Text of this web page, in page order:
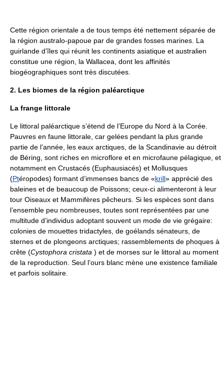
Cette région orientale a de tous temps été nettement séparée de
la région australo-papoue par de grandes fosses marines. La
guirlande d’îles qui réunit les continents asiatique et australien
constitue une région, la Wallacea, dont les affinités
biogéographiques sont très discutées.
2. Les biomes de la région paléarctique
La frange littorale
Le littoral paléarctique s’étend de l’Europe du Nord à la Corée.
Pauvres en faune littorale, car gelées pendant la plus grande
partie de l’année, les eaux arctiques, de la Scandinavie au détroit
de Béring, sont riches en microflore et en microfaune pélagique, et
notamment en Crustacés (Euphausiacés) et Mollusques
(Ptéropodes) formant d’immenses bancs de «krill» apprécié des
baleines et de beaucoup de Poissons; ceux-ci alimenteront à leur
tour Oiseaux et Mammifères pêcheurs. Si les espèces sont dans
l’ensemble peu nombreuses, toutes sont représentées par une
multitude d’individus adoptant souvent un mode de vie grégaire:
colonies de mouettes tridactyles, de goélands sénateurs, de
sternes et de plongeons arctiques; rassemblements de phoques à
crête (Cystophora cristata ) et de morses sur le littoral au moment
de la reproduction. Seul l’ours blanc mène une existence familiale
et parfois solitaire.